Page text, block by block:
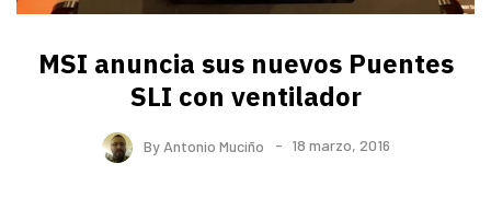
MSI anuncia sus nuevos Puentes
SLI con ventilador
By Antonio Muciño 18 marzo, 2016